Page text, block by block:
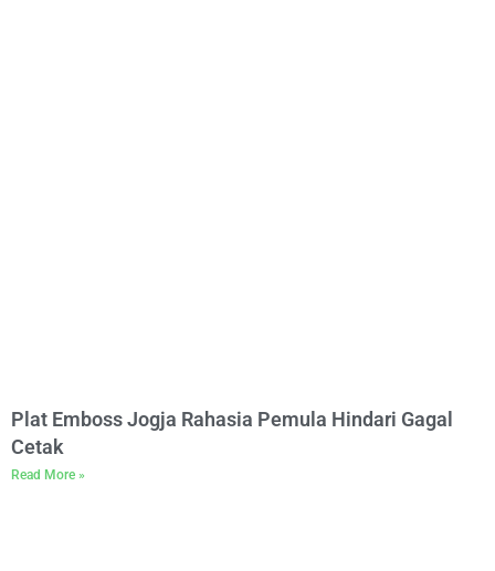
Plat Emboss Jogja Rahasia Pemula Hindari Gagal
Cetak
Read More »